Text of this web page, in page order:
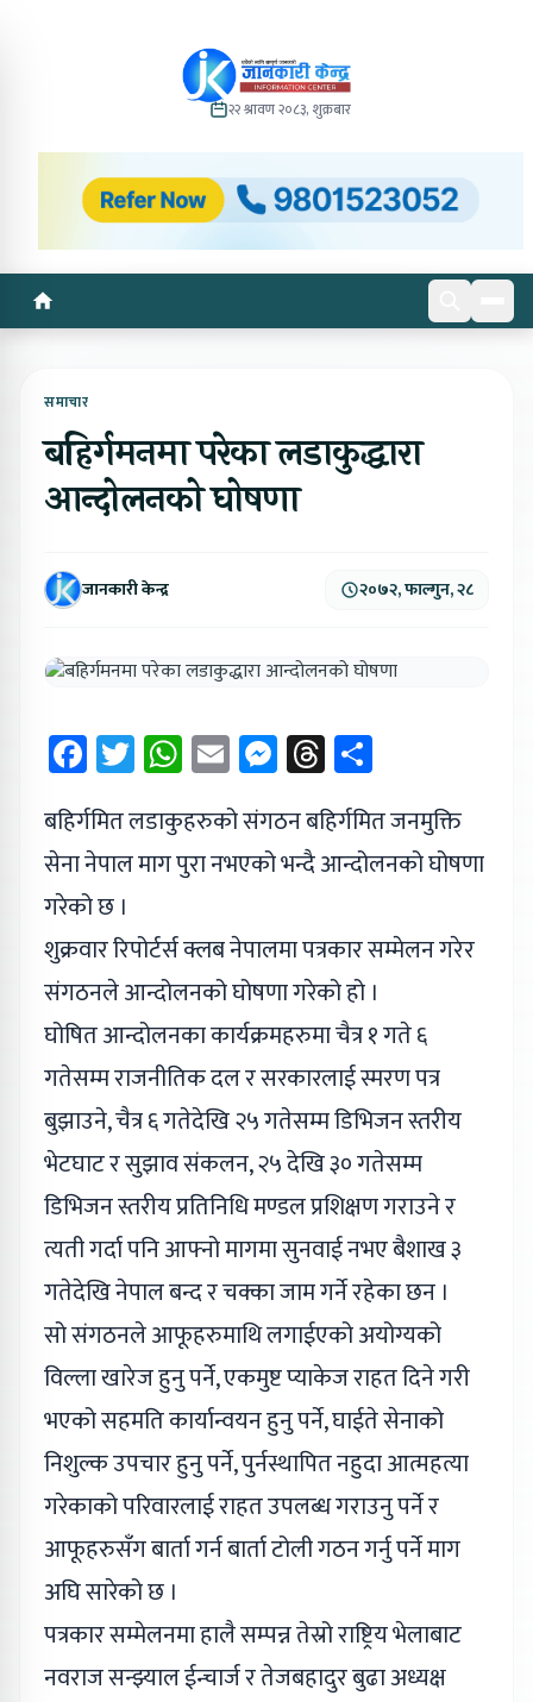
२२ श्रावण २०८३, शुक्रबार
समाचार
बहिर्गमनमा परेका लडाकुद्धारा
आन्दोलनको घोषणा
जानकारी केन्द्र २०७२, फाल्गुन, २८
Facebook
Twitter
WhatsApp
EmailMessenger
Threads
बहिर्गमित लडाकुहरुको संगठन बहिर्गमित जनमुक्ति
सेना नेपाल माग पुरा नभएको भन्दै आन्दोलनको घोषणा
गरेको छ ।
शुक्रवार रिपोर्टर्स क्लब नेपालमा पत्रकार सम्मेलन गरेर
संगठनले आन्दोलनको घोषणा गरेको हो ।
घोषित आन्दोलनका कार्यक्रमहरुमा चैत्र १ गते ६
गतेसम्म राजनीतिक दल र सरकारलाई स्मरण पत्र
बुझाउने, चैत्र ६ गतेदेखि २५ गतेसम्म डिभिजन स्तरीय
भेटघाट र सुझाव संकलन, २५ देखि ३० गतेसम्म
डिभिजन स्तरीय प्रतिनिधि मण्डल प्रशिक्षण गराउने र
त्यती गर्दा पनि आफ्नो मागमा सुनवाई नभए बैशाख ३
गतेदेखि नेपाल बन्द र चक्का जाम गर्ने रहेका छन ।
सो संगठनले आफूहरुमाथि लगाईएको अयोग्यको
विल्ला खारेज हुनु पर्ने, एकमुष्ट प्याकेज राहत दिने गरी
भएको सहमति कार्यान्वयन हुनु पर्ने, घाईते सेनाको
निशुल्क उपचार हुनु पर्ने, पुर्नस्थापित नहुदा आत्महत्या
गरेकाको परिवारलाई राहत उपलब्ध गराउनु पर्ने र
आफूहरुसँग बार्ता गर्न बार्ता टोली गठन गर्नु पर्ने माग
अघि सारेको छ ।
पत्रकार सम्मेलनमा हालै सम्पन्न तेस्रो राष्ट्रिय भेलाबाट
नवराज सन्झ्याल ईन्चार्ज र तेजबहादुर बुढा अध्यक्ष